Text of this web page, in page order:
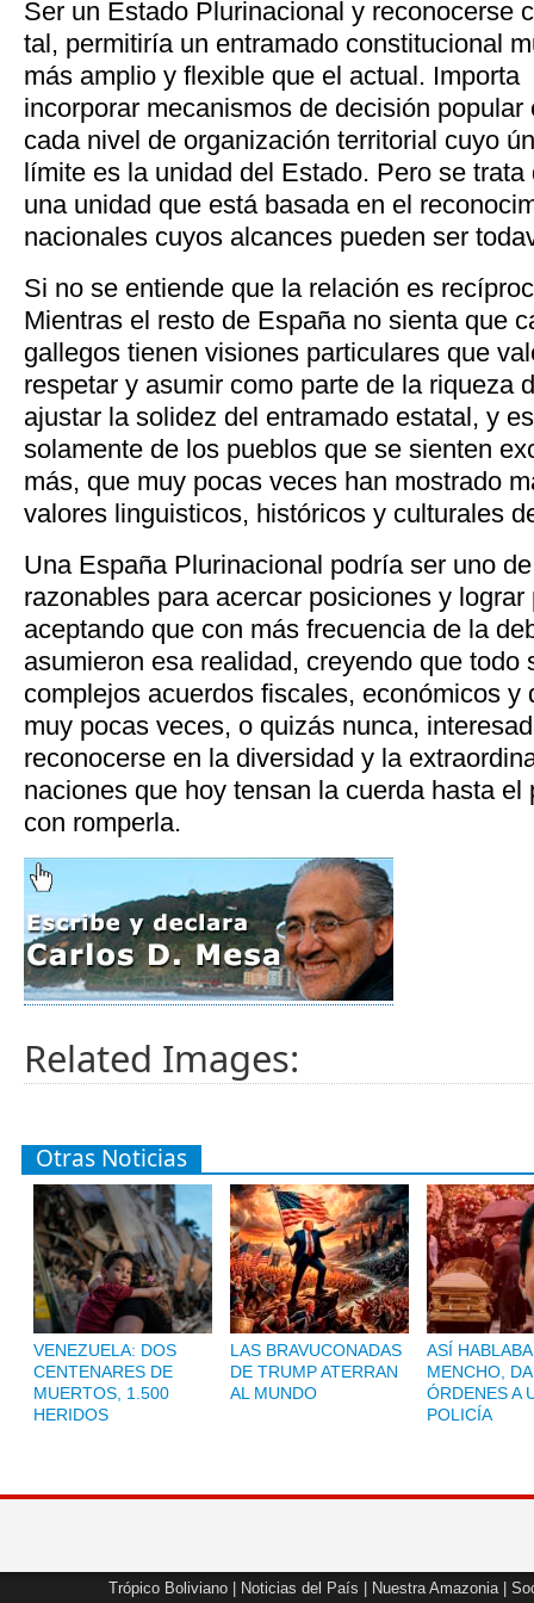
Ser un Estado Plurinacional y reconocerse
tal, permitiría un entramado constitucional
más amplio y flexible que el actual. Importa
incorporar mecanismos de decisión popular
cada nivel de organización territorial cuyo
límite es la unidad del Estado. Pero se trata
una unidad que está basada en el
nacionales cuyos alcances pueden ser
Si no se entiende que la relación es
Mientras el resto de España no sienta que
gallegos tienen visiones particulares que
respetar y asumir como parte de la riqueza
ajustar la solidez del entramado estatal, y
solamente de los pueblos que se sienten
más, que muy pocas veces han mostrado
valores linguisticos, históricos y culturales
Una España Plurinacional podría ser uno
razonables para acercar posiciones y
aceptando que con más frecuencia de la
asumieron esa realidad, creyendo que todo
complejos acuerdos fiscales, económicos y
muy pocas veces, o quizás nunca,
reconocerse en la diversidad y la
naciones que hoy tensan la cuerda hasta el
con romperla.
Related Images:
Otras Noticias
VENEZUELA: DOS
CENTENARES DE
MUERTOS, 1.500
HERIDOS
LAS BRAVUCONADAS
DE TRUMP ATERRAN
AL MUNDO
ASÍ
MENCHO,
ÓRDENES A
POLICÍA
Trópico Boliviano Noticias del País Nuestra Amazonia|